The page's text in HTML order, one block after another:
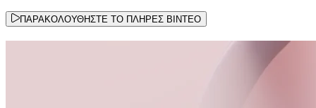
ΠΑΡΑΚΟΛΟΥΘΗΣΤΕ ΤΟ ΠΛΗΡΕΣ ΒΙΝΤΕΟ